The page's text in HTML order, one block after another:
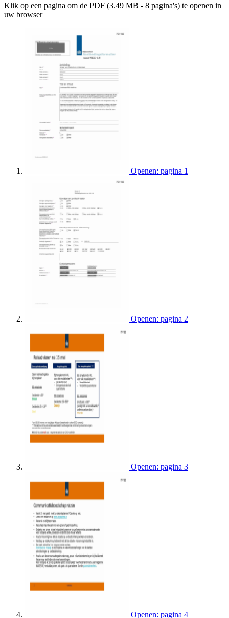
Klik op een pagina om de PDF (3.49 MB - 8 pagina's) te openen in
uw browser
Openen: pagina 1
Openen: pagina 2
Openen: pagina 3
Openen: pagina 4